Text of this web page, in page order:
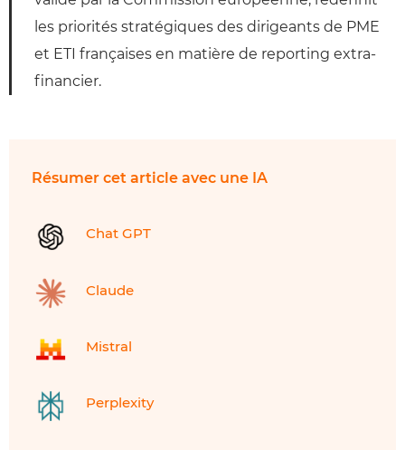
les priorités stratégiques des dirigeants de PME
et ETI françaises en matière de reporting extra-
financier.
Résumer cet article avec une IA
Chat GPT
Claude
Mistral
Perplexity